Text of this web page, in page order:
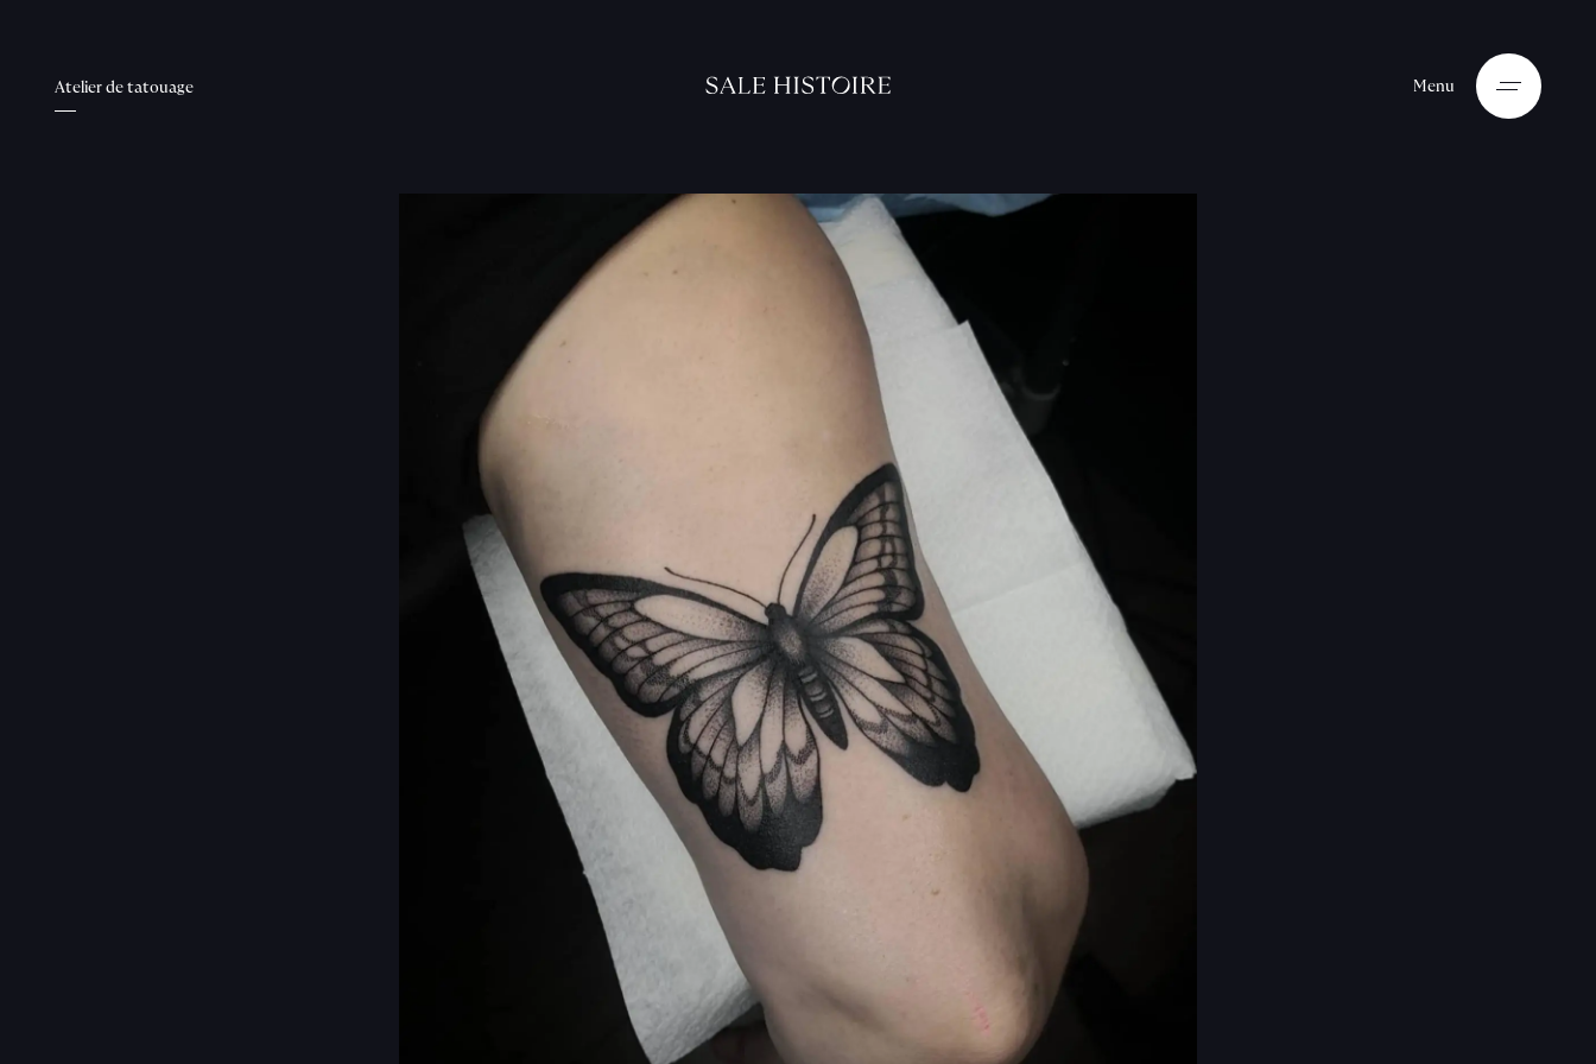
Atelier de tatouage Menu